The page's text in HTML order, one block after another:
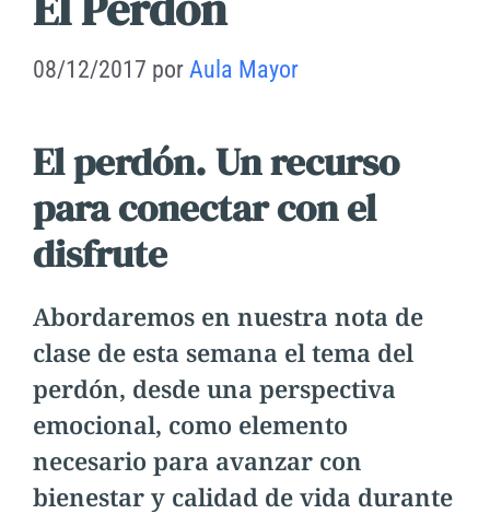
08/12/2017 por Aula Mayor
El perdón. Un recurso
para conectar con el
disfrute
Abordaremos en nuestra nota de
clase de esta semana el tema del
perdón, desde una perspectiva
emocional, como elemento
necesario para avanzar con
bienestar y calidad de vida durante